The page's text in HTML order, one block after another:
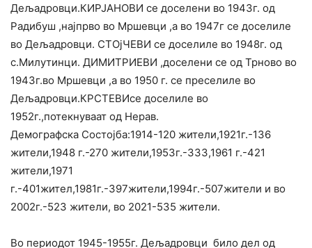
Дељадровци.КИРЈАНОВИ се доселени во 1943г. од
Радибуш ,најпрво во Мршевци ,а во 1947г се доселиле
во Дељадровци. СТОјЧЕВИ се доселиле во 1948г. од
с.Милутинци. ДИМИТРИЕВИ ,доселени се од Трново во
1943г.во Мршевци ,а во 1950 г. се преселиле во
Дељадровци.КРСТЕВИсе доселиле во
1952г.,потекнуваат од Нерав.
Демографска Состојба:1914-120 жители,1921г.-136
жители,1948 г.-270 жители,1953г.-333,1961 г.-421
жители,1971
г.-401жител,1981г.-397жители,1994г.-507жители и во
2002г.-523 жители, во 2021-535 жители.
Во периодот 1945-1955г. Дељадровци било дел од